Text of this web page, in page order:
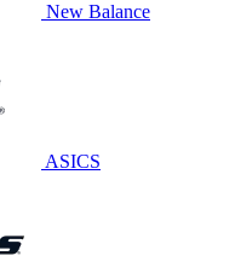
New Balance
ASICS